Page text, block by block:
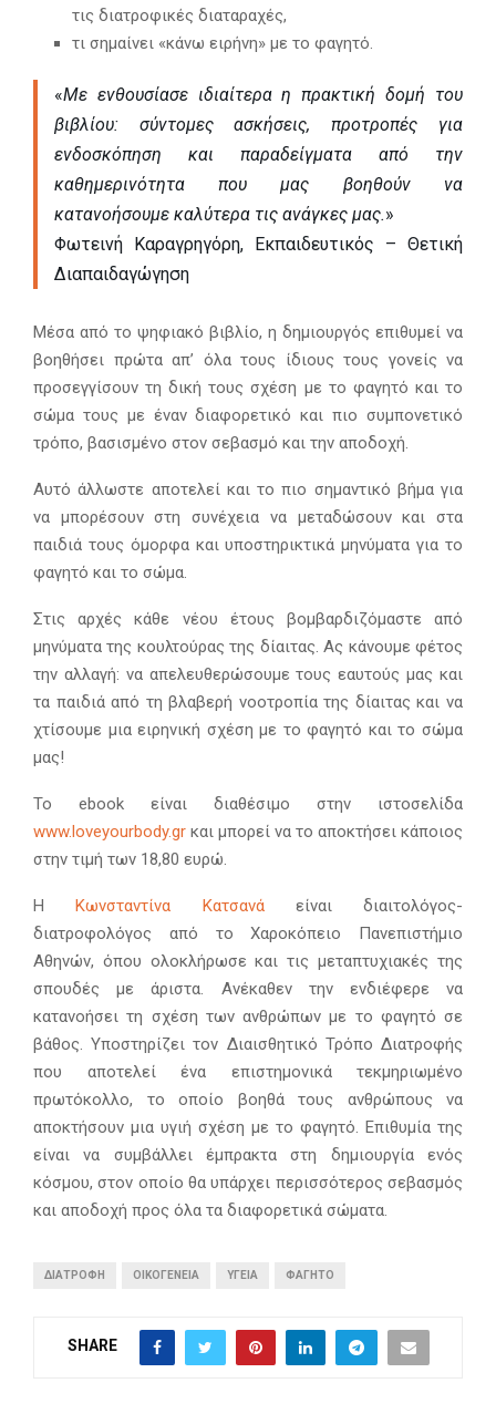
τις διατροφικές διαταραχές,
τι σημαίνει «κάνω ειρήνη» με το φαγητό.
«Με ενθουσίασε ιδιαίτερα η πρακτική δομή του
βιβλίου: σύντομες ασκήσεις, προτροπές για
ενδοσκόπηση και παραδείγματα από την
καθημερινότητα που μας βοηθούν να
κατανοήσουμε καλύτερα τις ανάγκες μας.»
Φωτεινή Καραγρηγόρη, Εκπαιδευτικός – Θετική
Διαπαιδαγώγηση
Μέσα από το ψηφιακό βιβλίο, η δημιουργός επιθυμεί να
βοηθήσει πρώτα απ’ όλα τους ίδιους τους γονείς να
προσεγγίσουν τη δική τους σχέση με το φαγητό και το
σώμα τους με έναν διαφορετικό και πιο συμπονετικό
τρόπο, βασισμένο στον σεβασμό και την αποδοχή.
Αυτό άλλωστε αποτελεί και το πιο σημαντικό βήμα για
να μπορέσουν στη συνέχεια να μεταδώσουν και στα
παιδιά τους όμορφα και υποστηρικτικά μηνύματα για το
φαγητό και το σώμα.
Στις αρχές κάθε νέου έτους βομβαρδιζόμαστε από
μηνύματα της κουλτούρας της δίαιτας. Ας κάνουμε φέτος
την αλλαγή: να απελευθερώσουμε τους εαυτούς μας και
τα παιδιά από τη βλαβερή νοοτροπία της δίαιτας και να
χτίσουμε μια ειρηνική σχέση με το φαγητό και το σώμα
μας!
Το ebook είναι διαθέσιμο στην ιστοσελίδα
www.loveyourbody.gr και μπορεί να το αποκτήσει κάποιος
στην τιμή των 18,80 ευρώ.
ΗΚωνσταντίνα Κατσανάείναι διαιτολόγος-
διατροφολόγος από το Χαροκόπειο Πανεπιστήμιο
Αθηνών, όπου ολοκλήρωσε και τις μεταπτυχιακές της
σπουδές με άριστα. Ανέκαθεν την ενδιέφερε να
κατανοήσει τη σχέση των ανθρώπων με το φαγητό σε
βάθος. Υποστηρίζει τον Διαισθητικό Τρόπο Διατροφής
που αποτελεί ένα επιστημονικά τεκμηριωμένο
πρωτόκολλο, το οποίο βοηθά τους ανθρώπους να
αποκτήσουν μια υγιή σχέση με το φαγητό. Επιθυμία της
είναι να συμβάλλει έμπρακτα στη δημιουργία ενός
κόσμου, στον οποίο θα υπάρχει περισσότερος σεβασμός
και αποδοχή προς όλα τα διαφορετικά σώματα.
ΔΙΑΤΡΟΦΉ ΟΙΚΟΓΈΝΕΙΑ ΥΓΕΊΑ ΦΑΓΗΤΌ
SHARE